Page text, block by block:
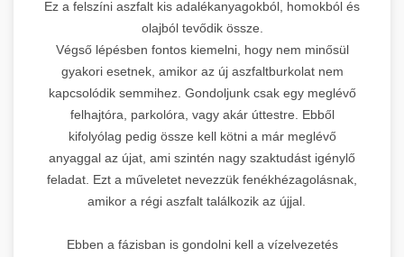
Ez a felszíni aszfalt kis adalékanyagokból, homokból és
olajból tevődik össze.
Végső lépésben fontos kiemelni, hogy nem minősül
gyakori esetnek, amikor az új aszfaltburkolat nem
kapcsolódik semmihez. Gondoljunk csak egy meglévő
felhajtóra, parkolóra, vagy akár úttestre. Ebből
kifolyólag pedig össze kell kötni a már meglévő
anyaggal az újat, ami szintén nagy szaktudást igénylő
feladat. Ezt a műveletet nevezzük fenékhézagolásnak,
amikor a régi aszfalt találkozik az újjal.
Ebben a fázisban is gondolni kell a vízelvezetés